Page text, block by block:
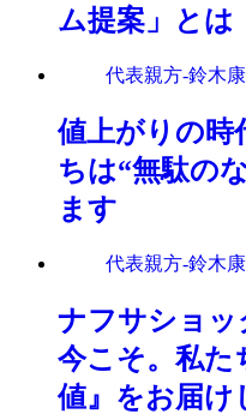
ム提案」とは
代表親方-鈴木
値上がりの時
ちは“無駄の
ます
代表親方-鈴木
ナフサショッ
今こそ。私た
値』をお届け